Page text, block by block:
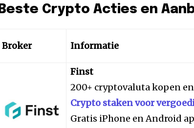
Beste Crypto Acties en
Broker Informatie
Finst
200+ cryptovaluta kopen
Crypto staken voor
Gratis iPhone en Android